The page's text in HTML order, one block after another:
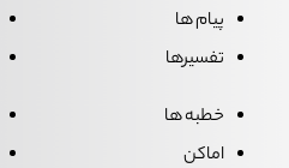
پیام ها
تفسیرها
خطبه ها
اماکن